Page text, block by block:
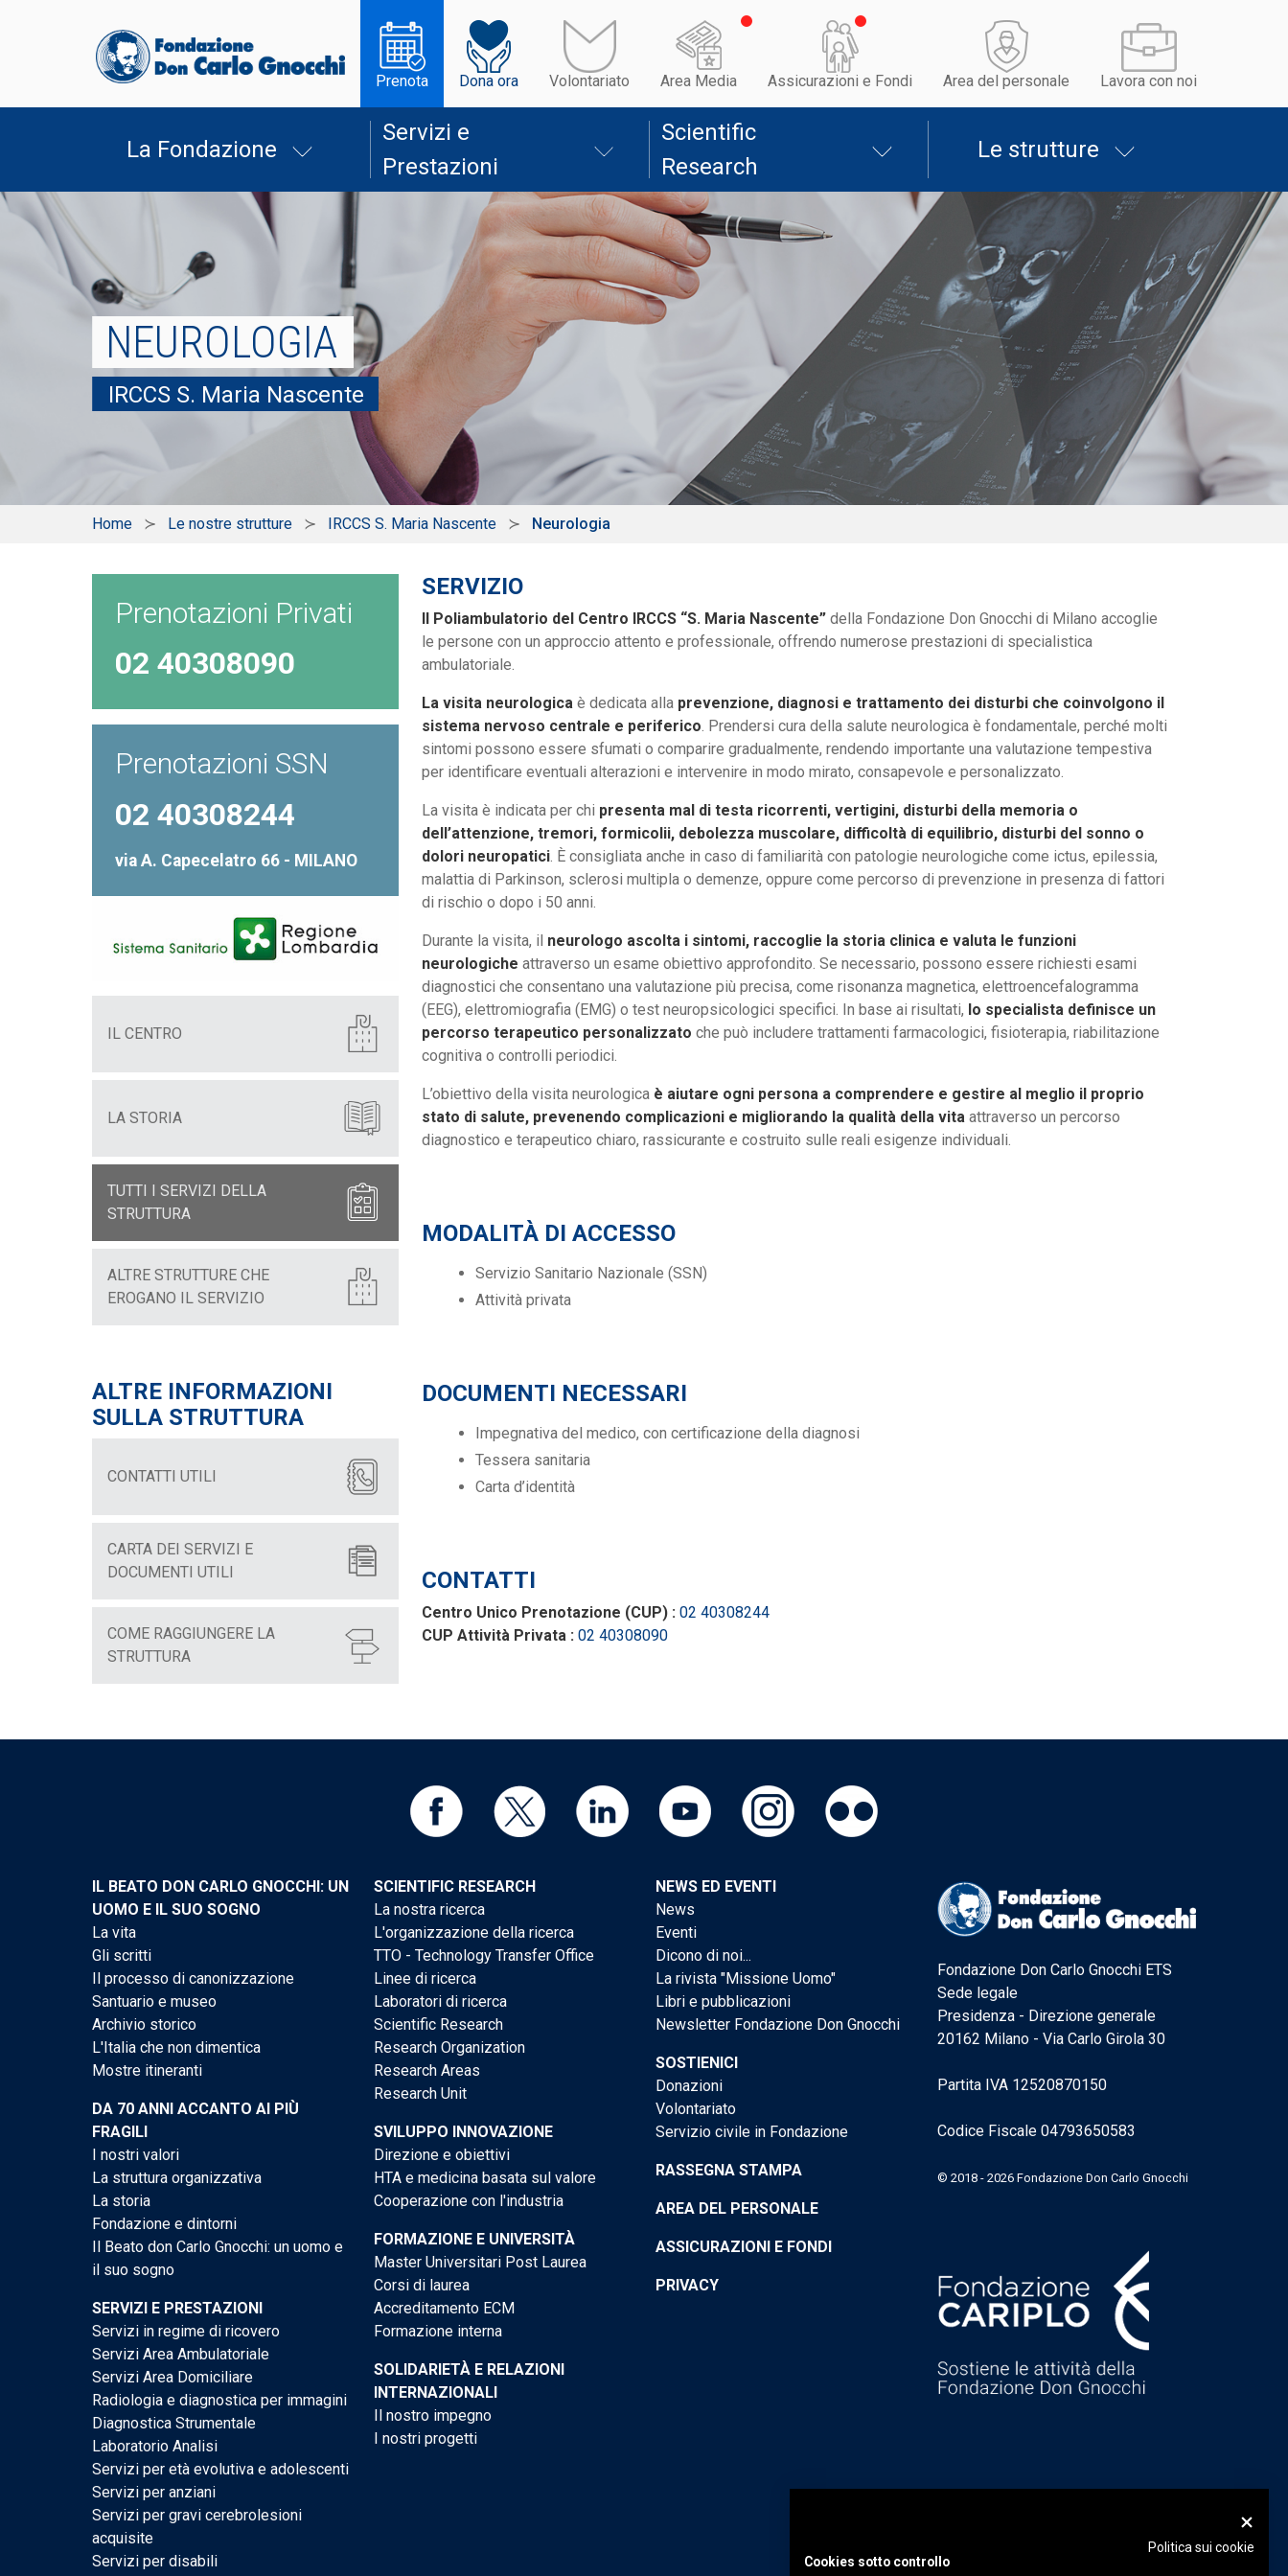
Prenota Dona ora Volontariato Area Media Assicurazioni e Fondi Area del personale Lavora con noi
La Fondazione
Servizi e
Prestazioni
Scientific
Research
Le strutture
NEUROLOGIA
IRCCS S. Maria Nascente
Home Le nostre strutture IRCCS S. Maria Nascente Neurologia
Prenotazioni Privati
02 40308090
Prenotazioni SSN
02 40308244
via A. Capecelatro 66 - MILANO
IL CENTRO
LA STORIA
TUTTI I SERVIZI DELLA
STRUTTURA
ALTRE STRUTTURE CHE
EROGANO IL SERVIZIO
ALTRE INFORMAZIONI
SULLA STRUTTURA
CONTATTI UTILI
CARTA DEI SERVIZI E
DOCUMENTI UTILI
COME RAGGIUNGERE LA
STRUTTURA
SERVIZIO
Il Poliambulatorio del Centro IRCCS “S. Maria Nascente” della Fondazione Don Gnocchi di Milano accoglie
le persone con un approccio attento e professionale, offrendo numerose prestazioni di specialistica
ambulatoriale.
La visita neurologica è dedicata alla prevenzione, diagnosi e trattamento dei disturbi che coinvolgono il
sistema nervoso centrale e periferico. Prendersi cura della salute neurologica è fondamentale, perché molti
sintomi possono essere sfumati o comparire gradualmente, rendendo importante una valutazione tempestiva
per identificare eventuali alterazioni e intervenire in modo mirato, consapevole e personalizzato.
La visita è indicata per chi presenta mal di testa ricorrenti, vertigini, disturbi della memoria o
dell’attenzione, tremori, formicolii, debolezza muscolare, difficoltà di equilibrio, disturbi del sonno o
dolori neuropatici. È consigliata anche in caso di familiarità con patologie neurologiche come ictus, epilessia,
malattia di Parkinson, sclerosi multipla o demenze, oppure come percorso di prevenzione in presenza di fattori
di rischio o dopo i 50 anni.
Durante la visita, il neurologo ascolta i sintomi, raccoglie la storia clinica e valuta le funzioni
neurologiche attraverso un esame obiettivo approfondito. Se necessario, possono essere richiesti esami
diagnostici che consentano una valutazione più precisa, come risonanza magnetica, elettroencefalogramma
(EEG), elettromiografia (EMG) o test neuropsicologici specifici. In base ai risultati, lo specialista definisce un
percorso terapeutico personalizzato che può includere trattamenti farmacologici, fisioterapia, riabilitazione
cognitiva o controlli periodici.
L’obiettivo della visita neurologica è aiutare ogni persona a comprendere e gestire al meglio il proprio
stato di salute, prevenendo complicazioni e migliorando la qualità della vita attraverso un percorso
diagnostico e terapeutico chiaro, rassicurante e costruito sulle reali esigenze individuali.
MODALITÀ DI ACCESSO
Servizio Sanitario Nazionale (SSN)
Attività privata
DOCUMENTI NECESSARI
Impegnativa del medico, con certificazione della diagnosi
Tessera sanitaria
Carta d’identità
CONTATTI
Centro Unico Prenotazione (CUP) : 02 40308244
CUP Attività Privata : 02 40308090
IL BEATO DON CARLO GNOCCHI: UN
UOMO E IL SUO SOGNO
La vita
Gli scritti
Il processo di canonizzazione
Santuario e museo
Archivio storico
L'Italia che non dimentica
Mostre itineranti
DA 70 ANNI ACCANTO AI PIÙ
FRAGILI
I nostri valori
La struttura organizzativa
La storia
Fondazione e dintorni
Il Beato don Carlo Gnocchi: un uomo e
il suo sogno
SERVIZI E PRESTAZIONI
Servizi in regime di ricovero
Servizi Area Ambulatoriale
Servizi Area Domiciliare
Radiologia e diagnostica per immagini
Diagnostica Strumentale
Laboratorio Analisi
Servizi per età evolutiva e adolescenti
Servizi per anziani
Servizi per gravi cerebrolesioni
acquisite
Servizi per disabili
SCIENTIFIC RESEARCH
La nostra ricerca
L'organizzazione della ricerca
TTO - Technology Transfer Office
Linee di ricerca
Laboratori di ricerca
Scientific Research
Research Organization
Research Areas
Research Unit
SVILUPPO INNOVAZIONE
Direzione e obiettivi
HTA e medicina basata sul valore
Cooperazione con l'industria
FORMAZIONE E UNIVERSITÀ
Master Universitari Post Laurea
Corsi di laurea
Accreditamento ECM
Formazione interna
SOLIDARIETÀ E RELAZIONI
INTERNAZIONALI
Il nostro impegno
I nostri progetti
NEWS ED EVENTI
News
Eventi
Dicono di noi...
La rivista "Missione Uomo"
Libri e pubblicazioni
Newsletter Fondazione Don Gnocchi
SOSTIENICI
Donazioni
Volontariato
Servizio civile in Fondazione
RASSEGNA STAMPA
AREA DEL PERSONALE
ASSICURAZIONI E FONDI
PRIVACY
Fondazione Don Carlo Gnocchi ETS
Sede legale
Presidenza - Direzione generale
20162 Milano - Via Carlo Girola 30
Partita IVA 12520870150
Codice Fiscale 04793650583
© 2018 - 2026 Fondazione Don Carlo Gnocchi
Politica sui cookie
Cookies sotto controllo